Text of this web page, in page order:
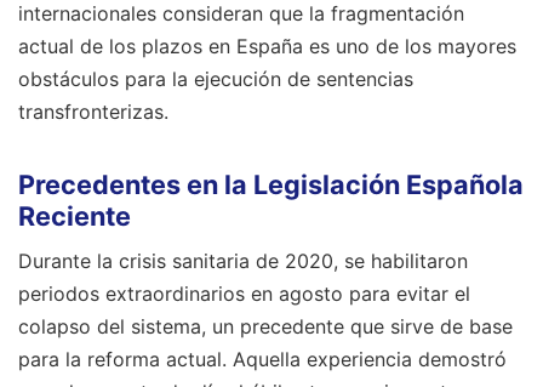
internacionales consideran que la fragmentación
actual de los plazos en España es uno de los mayores
obstáculos para la ejecución de sentencias
transfronterizas.
Precedentes en la Legislación Española
Reciente
Durante la crisis sanitaria de 2020, se habilitaron
periodos extraordinarios en agosto para evitar el
colapso del sistema, un precedente que sirve de base
para la reforma actual. Aquella experiencia demostró